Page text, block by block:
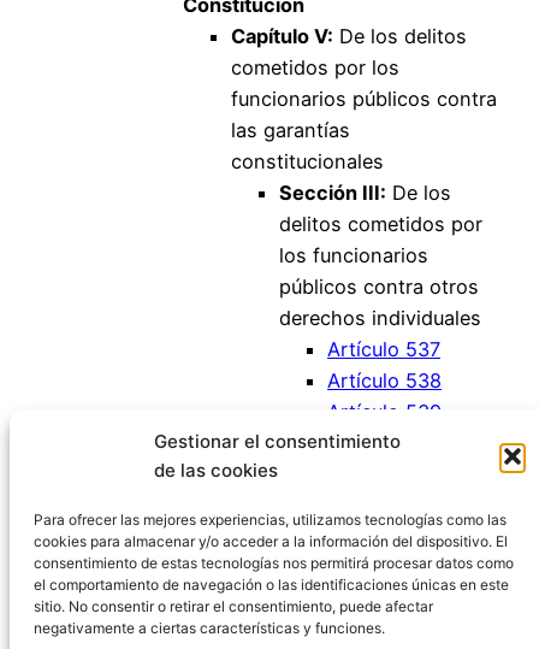
Gestionar el consentimiento
de las cookies
Para ofrecer las mejores experiencias, utilizamos tecnologías como las
cookies para almacenar y/o acceder a la información del dispositivo. El
consentimiento de estas tecnologías nos permitirá procesar datos como
el comportamiento de navegación o las identificaciones únicas en este
sitio. No consentir o retirar el consentimiento, puede afectar
negativamente a ciertas características y funciones.
Capítulo V: De los delitos
cometidos por los
funcionarios públicos contra
las garantías
constitucionales
Sección III: De los
delitos cometidos por
los funcionarios
públicos contra otros
derechos individuales
Artículo 537
Artículo 538
Artículo 539
Artículo 540